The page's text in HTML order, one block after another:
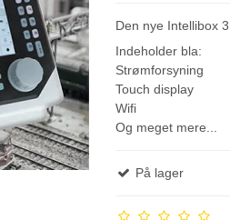
Den nye Intellibox 3
Indeholder bla:
Strømforsyning
Touch display
Wifi
Og meget mere...
På lager